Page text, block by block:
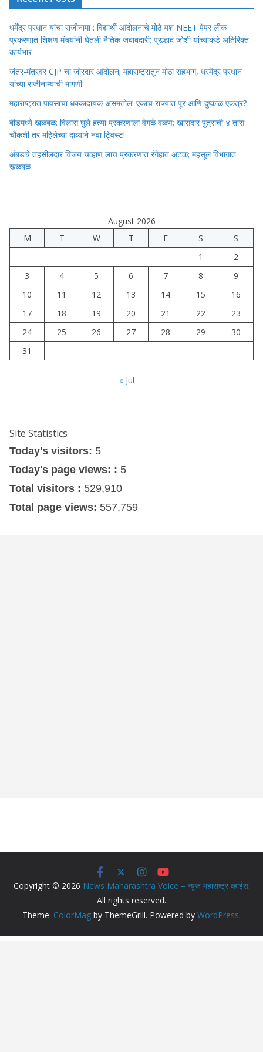
धर्मेंद्र प्रधान यांचा राजीनामा : विद्यार्थी आंदोलनाचे मोठे यश NEET पेपर लीक
प्रकरणात शिक्षण मंत्र्यांनी घेतली नैतिक जबाबदारी; प्रल्हाद जोशी यांच्याकडे अतिरिक्त
कार्यभार
जंतर-मंतरवर CJP चा जोरदार आंदोलन; महाराष्ट्रातून मोठा सहभाग, धरमेंद्र प्रधान
यांच्या राजीनाम्याची मागणी
महाराष्ट्रात पावसाचा धक्कादायक असमतोल! एकाच राज्यात पूर आणि दुष्काळ एकत्र?
बीडमध्ये खळबळ: विलास घुले हत्या प्रकरणाला वेगळे वळण; खासदार पुत्राची ४ तास
चौकशी तर महिलेच्या दाव्याने नवा ट्विस्ट!
अंबडचे तहसीलदार विजय चव्हाण लाच प्रकरणात रंगेहात अटक; महसूल विभागात
खळबळ
August 2026
M
T W T F S
S
1
2
3
4 5 6 7 8
9
10
11 12 13 14 15
16
17
18 19 20 21 22
23
24
25 26 27 28 29
30
31
« Jul
Site Statistics
Today's visitors: 5
Today's page views: : 5
Total visitors : 529,910
Total page views: 557,759
Copyright © 2026 News Maharashtra Voice – न्युज महाराष्ट्र व्हाईस.
All rights reserved.
Theme: ColorMag by ThemeGrill. Powered by WordPress.